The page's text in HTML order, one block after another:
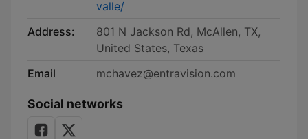
valle/
Address:
801 N Jackson Rd, McAllen, TX,
United States, Texas
Email
mchavez@entravision.com
Social networks